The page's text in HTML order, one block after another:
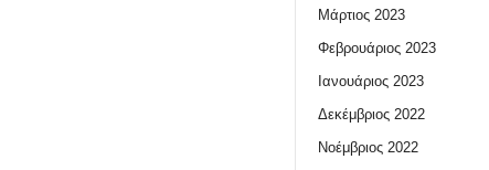
Μάρτιος 2023
Φεβρουάριος 2023
Ιανουάριος 2023
Δεκέμβριος 2022
Νοέμβριος 2022